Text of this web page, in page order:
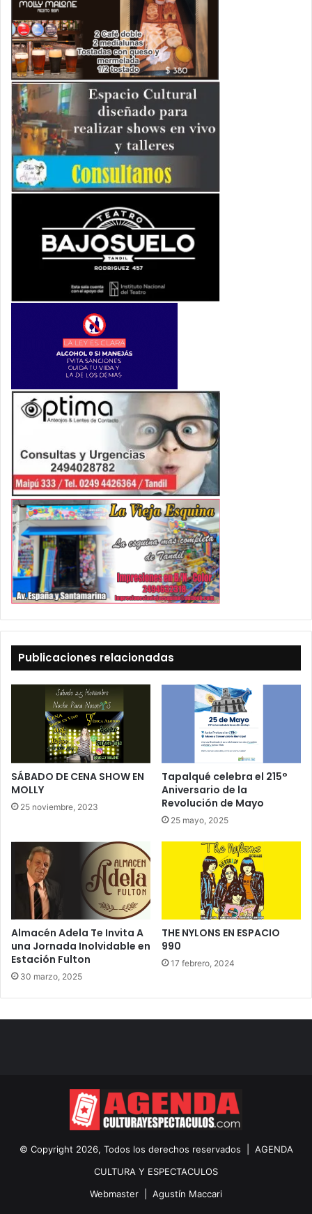
Publicaciones relacionadas
SÁBADO DE CENA SHOW EN
MOLLY
25 noviembre, 2023
Tapalqué celebra el 215°
Aniversario de la
Revolución de Mayo
25 mayo, 2025
Almacén Adela Te Invita A
una Jornada Inolvidable en
Estación Fulton
30 marzo, 2025
THE NYLONS EN ESPACIO
990
17 febrero, 2024
© Copyright 2026, Todos los derechos reservados | AGENDA
CULTURA Y ESPECTACULOS
Webmaster | Agustín Maccari